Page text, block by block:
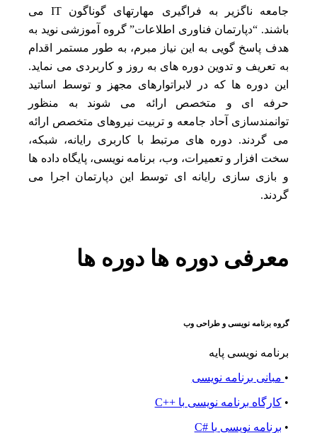
جامعه ناگزیر به فراگیری مهارتهای گوناگون IT می
باشند. “دپارتمان فناوری اطلاعات” گروه آموزشی نوید به
هدف پاسخ گویی به این نیاز مبرم، به طور مستمر اقدام
به تعریف و تدوین دوره های به روز و کاربردی می نماید.
این دوره ها که در لابراتوارهای مجهز و توسط اساتید
حرفه ای و متخصص ارائه می شوند به منظور
توانمندسازی آحاد جامعه و تربیت نیروهای متخصص ارائه
می گردند. دوره های مرتبط با کاربری رایانه، شبکه،
سخت افزار و تعمیرات، وب، برنامه نویسی، پایگاه داده ها
و بازی سازی رایانه ای توسط این دپارتمان اجرا می
گردند.
معرفی دوره ها دوره ها
گروه برنامه نویسی و طراحی وب
برنامه نویسی پایه
• مبانی برنامه نویسی
•کارگاه برنامه نویسی با ++C
• برنامه نویسی با #C